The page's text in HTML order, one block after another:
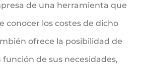
de una herramienta que
conocer los costes de dicho
ofrece la posibilidad de
de sus necesidades,